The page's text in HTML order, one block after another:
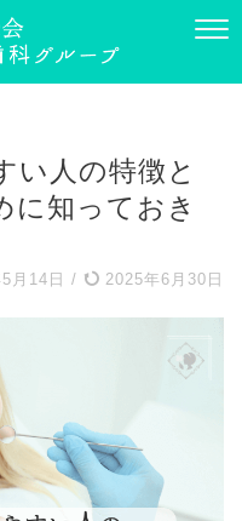
い人の特徴と
に知っておき
月14日 / 2025年6月30日